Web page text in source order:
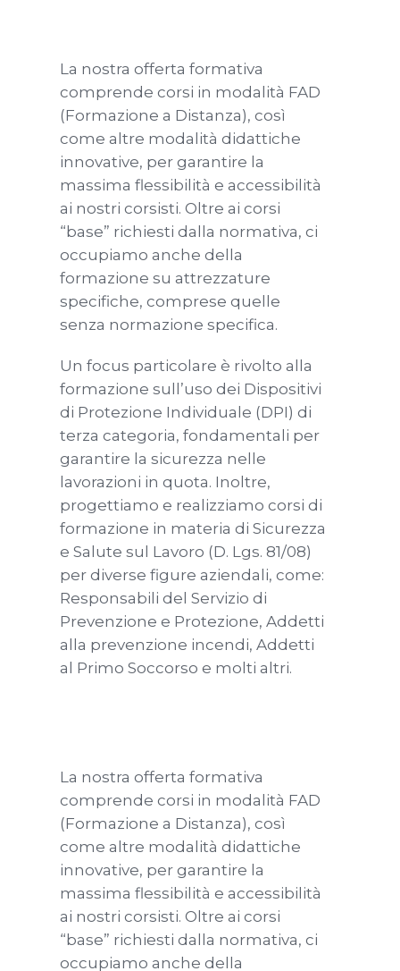
La nostra offerta formativa
comprende corsi in modalità FAD
(Formazione a Distanza), così
come altre modalità didattiche
innovative, per garantire la
massima flessibilità e accessibilità
ai nostri corsisti. Oltre ai corsi
“base” richiesti dalla normativa, ci
occupiamo anche della
formazione su attrezzature
specifiche, comprese quelle
senza normazione specifica.
Un focus particolare è rivolto alla
formazione sull’uso dei Dispositivi
di Protezione Individuale (DPI) di
terza categoria, fondamentali per
garantire la sicurezza nelle
lavorazioni in quota. Inoltre,
progettiamo e realizziamo corsi di
formazione in materia di Sicurezza
e Salute sul Lavoro (D. Lgs. 81/08)
per diverse figure aziendali, come:
Responsabili del Servizio di
Prevenzione e Protezione, Addetti
alla prevenzione incendi, Addetti
al Primo Soccorso e molti altri.
La nostra offerta formativa
comprende corsi in modalità FAD
(Formazione a Distanza), così
come altre modalità didattiche
innovative, per garantire la
massima flessibilità e accessibilità
ai nostri corsisti. Oltre ai corsi
“base” richiesti dalla normativa, ci
occupiamo anche della